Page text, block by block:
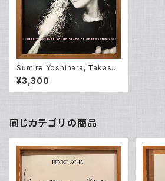
Sumire Yoshihara, Takashi
Kako, Hinoharu Matsumot
o, Masaru Tanaka – Sound
Space Of Percussion Vol.5
¥3,300
同じカテゴリの商品